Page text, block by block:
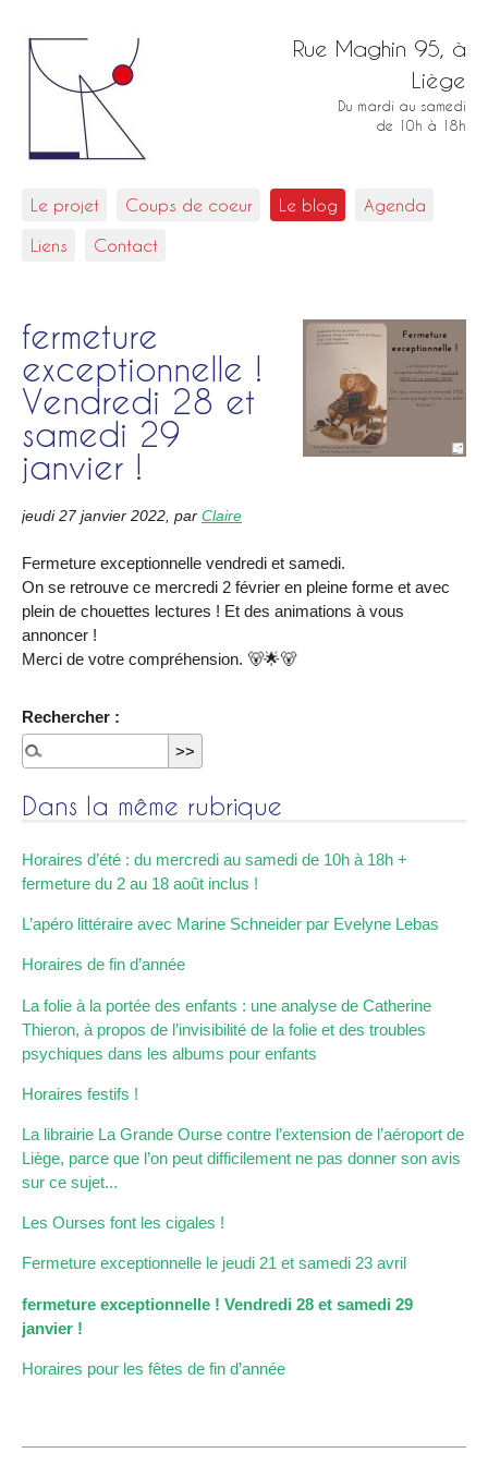
Rue Maghin 95, à
Liège
Du mardi au samedi
de 10h à 18h
Le projet Coups de coeur Le blog Agenda
Liens Contact
fermeture
exceptionnelle !
Vendredi 28 et
samedi 29
janvier !
jeudi 27 janvier 2022 par Claire
Fermeture exceptionnelle vendredi et samedi.
On se retrouve ce mercredi 2 février en pleine forme et avec
plein de chouettes lectures ! Et des animations à vous
annoncer !
Merci de votre compréhension. 🐻🌟🐻
Rechercher :
Dans la même rubrique
Horaires d’été : du mercredi au samedi de 10h à 18h +
fermeture du 2 au 18 août inclus !
L’apéro littéraire avec Marine Schneider par Evelyne Lebas
Horaires de fin d’année
La folie à la portée des enfants : une analyse de Catherine
Thieron, à propos de l’invisibilité de la folie et des troubles
psychiques dans les albums pour enfants
Horaires festifs !
La librairie La Grande Ourse contre l’extension de l’aéroport de
Liège, parce que l’on peut difficilement ne pas donner son avis
sur ce sujet...
Les Ourses font les cigales !
Fermeture exceptionnelle le jeudi 21 et samedi 23 avril
fermeture exceptionnelle ! Vendredi 28 et samedi 29
janvier !
Horaires pour les fêtes de fin d’année